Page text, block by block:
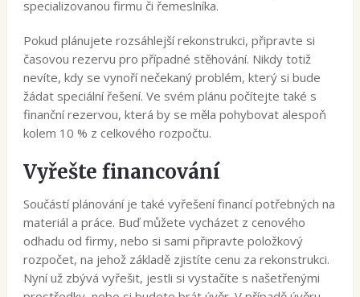
specializovanou firmu či řemeslníka.
Pokud plánujete rozsáhlejší rekonstrukci, připravte si
časovou rezervu pro případné stěhování. Nikdy totiž
nevíte, kdy se vynoří nečekaný problém, který si bude
žádat speciální řešení. Ve svém plánu počítejte také s
finanční rezervou, která by se měla pohybovat alespoň
kolem 10 % z celkového rozpočtu.
Vyřešte financování
Součástí plánování je také vyřešení financí potřebných na
materiál a práce. Buď můžete vycházet z cenového
odhadu od firmy, nebo si sami připravte položkový
rozpočet, na jehož základě zjistíte cenu za rekonstrukci.
Nyní už zbývá vyřešit, jestli si vystačíte s našetřenými